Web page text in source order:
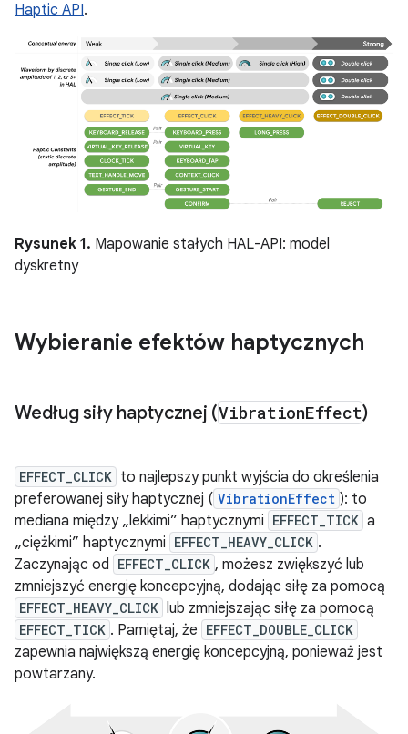
Haptic API.
Rysunek 1. Mapowanie stałych HAL-API: model
dyskretny
Wybieranie efektów haptycznych
Według siły haptycznej (VibrationEffect)
EFFECT_CLICK to najlepszy punkt wyjścia do określenia
preferowanej siły haptycznej ( VibrationEffect ): to
mediana między „lekkimi” haptycznymi EFFECT_TICK a
„ciężkimi” haptycznymi EFFECT_HEAVY_CLICK .
Zaczynając od
EFFECT_CLICK , możesz zwiększyć lub
zmniejszyć energię koncepcyjną, dodając siłę za pomocą
EFFECT_HEAVY_CLICK lub zmniejszając siłę za pomocą
EFFECT_TICK . Pamiętaj, że EFFECT_DOUBLE_CLICK
zapewnia największą energię koncepcyjną, ponieważ jest
powtarzany.